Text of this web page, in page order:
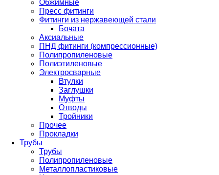
Обжимные
Пресс фитинги
Фитинги из нержавеющей стали
Бочата
Аксиальные
ПНД фитинги (компрессионные)
Полипропиленовые
Полиэтиленовые
Электросварные
Втулки
Заглушки
Муфты
Отводы
Тройники
Прочее
Прокладки
Трубы
Трубы
Полипропиленовые
Металлопластиковые